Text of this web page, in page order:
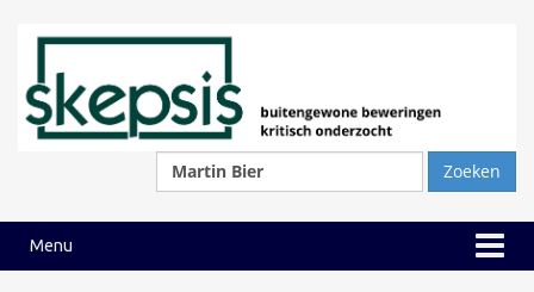
Zoeken
naar:
Menu